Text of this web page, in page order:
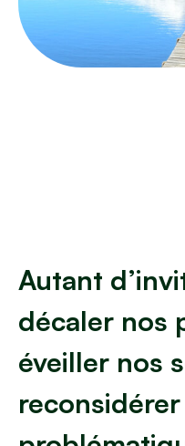
Autant
décaler nos
éveiller nos